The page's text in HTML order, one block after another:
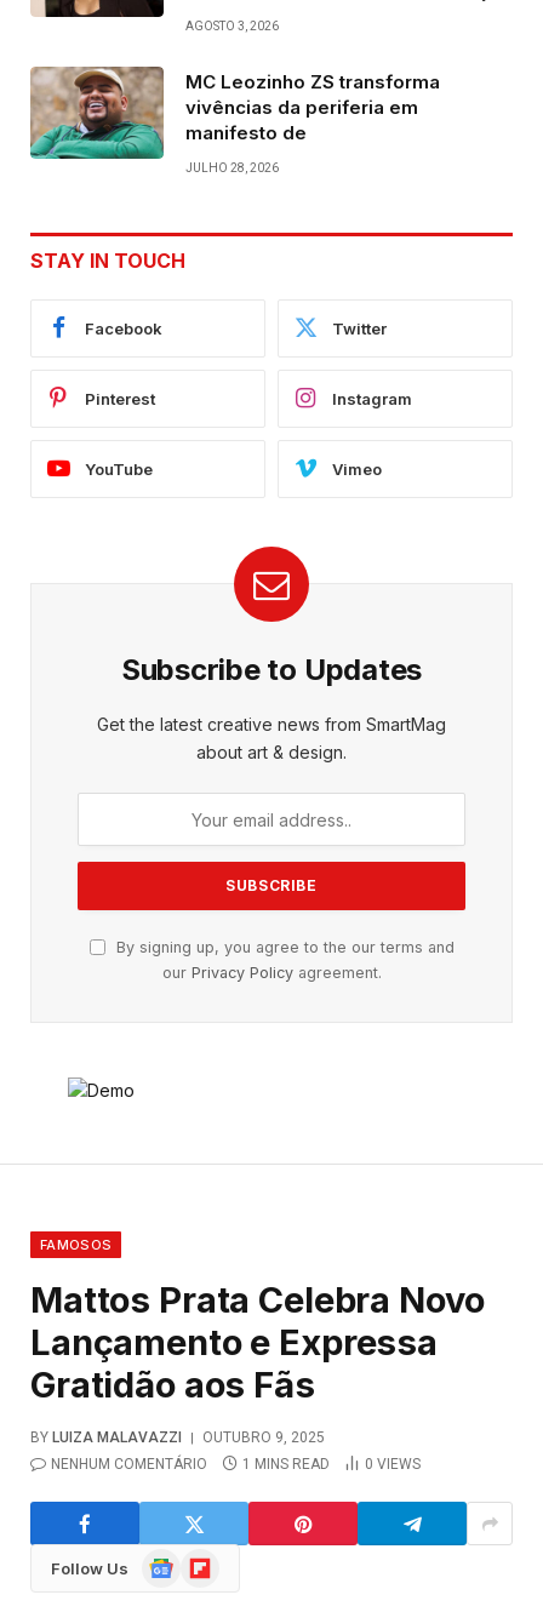
AGOSTO 3, 2026
MC Leozinho ZS transforma
vivências da periferia em
manifesto de
JULHO 28, 2026
STAY IN TOUCH
Facebook Twitter
Pinterest Instagram
YouTube Vimeo
Subscribe to Updates
Get the latest creative news from SmartMag
about art & design.
By signing up, you agree to the our terms and
our Privacy Policyagreement.
FAMOSOS
Mattos Prata Celebra Novo
Lançamento e Expressa
Gratidão aos Fãs
BY LUIZA MALAVAZZI
OUTUBRO 9, 2025
NENHUM COMENTÁRIO
1 MINS READ 0 VIEWS
Follow Us
GoogleFlipboard